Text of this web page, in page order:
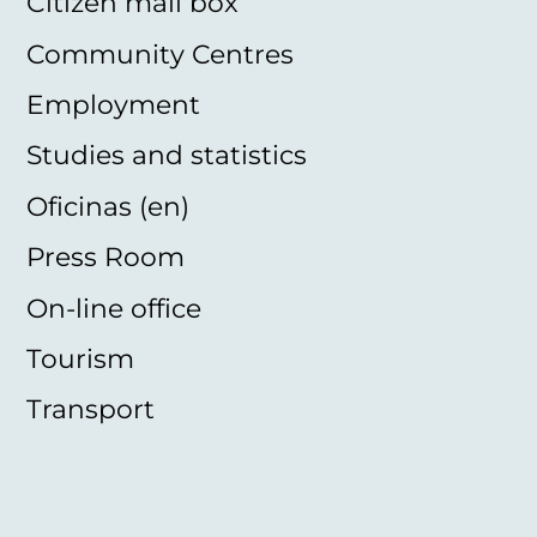
Community Centres
Employment
Studies and statistics
Oficinas (en)
Press Room
On-line office
Tourism
Transport